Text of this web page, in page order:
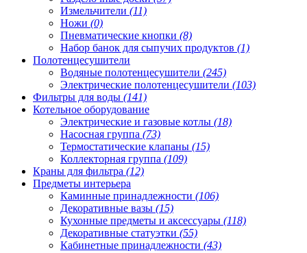
Измельчители (11)
Ножи (0)
Пневматические кнопки (8)
Набор банок для сыпучих продуктов (1)
Полотенцесушители
Водяные полотенцесушители (245)
Электрические полотенцесушители (103)
Фильтры для воды (141)
Котельное оборудование
Электрические и газовые котлы (18)
Насосная группа (73)
Термостатические клапаны (15)
Коллекторная группа (109)
Краны для фильтра (12)
Предметы интерьера
Каминные принадлежности (106)
Декоративные вазы (15)
Кухонные предметы и аксессуары (118)
Декоративные статуэтки (55)
Кабинетные принадлежности (43)